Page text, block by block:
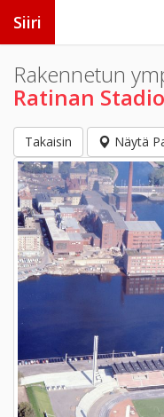
Siiri
Rakennetun
Ratinan
Takaisin Näytä